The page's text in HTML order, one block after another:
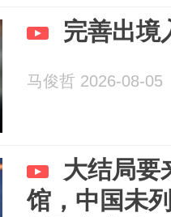
完善出境
马俊哲 2026-08-05
大结局要
馆，中国未